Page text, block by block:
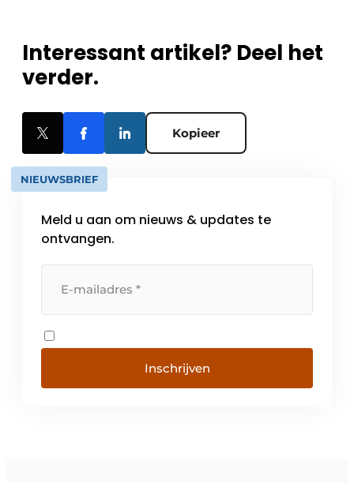
Interessant artikel? Deel het
verder.
Kopieer
NIEUWSBRIEF
Meld u aan om nieuws & updates te
ontvangen.
Inschrijven